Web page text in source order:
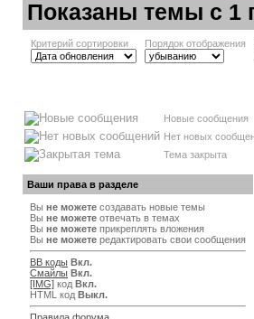
Показаны темы с 1
Критерий сортировки Порядок отображения
Новые сообщения
Нет новых
Тема закрыта
Ваши права в разделе
Вы не можете создавать новые темы
Вы не можете отвечать в темах
Вы не можете прикреплять вложения
Вы не можете редактировать свои сообщения
BB коды Вкл.
Смайлы Вкл.
[IMG] код Вкл.
HTML код Выкл.